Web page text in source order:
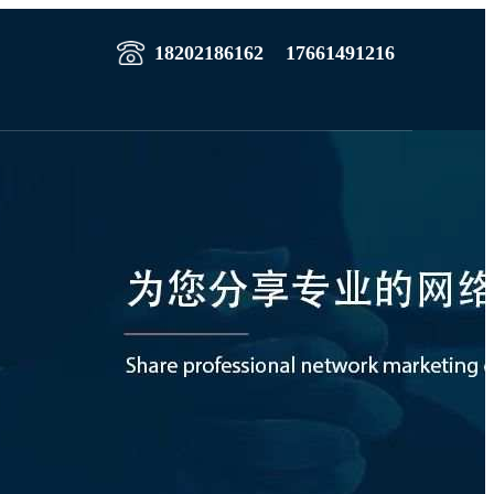
18202186162 17661491216